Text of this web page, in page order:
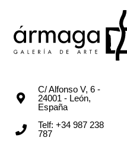
C/ Alfonso V, 6 -
24001 - León,
España
Telf: +34 987 238
787